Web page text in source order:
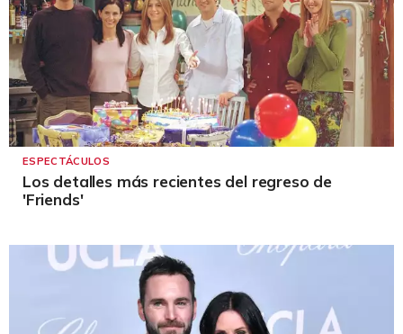
ESPECTÁCULOS
Los detalles más recientes del regreso de
'Friends'